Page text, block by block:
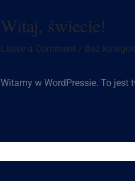
Witaj, świecie!
Leave a Comment / Bez
Witamy w WordPressie. To jest